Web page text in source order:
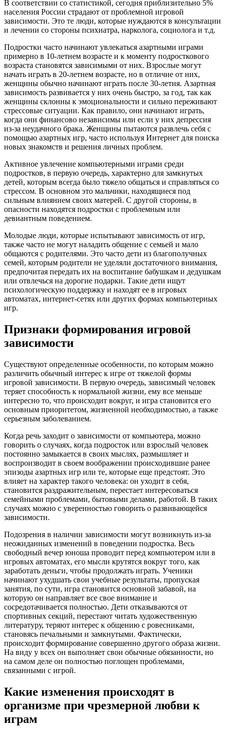
В соответствии со статистикой, сегодня приблизительно 5%
населения России страдают от проблемной игровой
зависимости. Это те люди, которые нуждаются в консультации
и лечении со стороны психиатра, нарколога, социолога и т.д.
Подростки часто начинают увлекаться азартными играми
примерно в 10-летнем возрасте и к моменту подросткового
возраста становятся зависимыми от них. Взрослые могут
начать играть в 20-летнем возрасте, но в отличие от них,
женщины обычно начинают играть после 30-летия. Азартная
зависимость развивается у них очень быстро, за год, так как
женщины склонны к эмоциональности и сильно переживают
стрессовые ситуации. Как правило, они начинают играть,
когда они финансово независимы или если у них депрессия
из-за неудачного брака. Женщины пытаются развлечь себя с
помощью азартных игр, часто используя Интернет для поиска
новых знакомств и решения личных проблем.
Активное увлечение компьютерными играми среди
подростков, в первую очередь, характерно для замкнутых
детей, которым всегда было тяжело общаться и справляться со
стрессом. В основном это мальчики, находящиеся под
сильным влиянием своих матерей. С другой стороны, в
опасности находятся подростки с проблемным или
девиантным поведением.
Молодые люди, которые испытывают зависимость от игр,
также часто не могут наладить общение с семьей и мало
общаются с родителями. Это часто дети из благополучных
семей, которым родители не уделяли достаточного внимания,
предпочитая передать их на воспитание бабушкам и дедушкам
или отвлечься на дорогие подарки. Такие дети ищут
психологическую поддержку и находят ее в игровых
автоматах, интернет-сетях или других формах компьютерных
игр.
Признаки формирования игровой
зависимости
Существуют определенные особенности, по которым можно
различить обычный интерес к игре от тяжелой формы
игровой зависимости. В первую очередь, зависимый человек
теряет способность к нормальной жизни, ему все меньше
интересно то, что происходит вокруг, и игра становится его
основным приоритетом, жизненной необходимостью, а также
серьезным заболеванием.
Когда речь заходит о зависимости от компьютера, можно
говорить о случаях, когда подросток или взрослый человек
постоянно замыкается в своих мыслях, размышляет и
воспроизводит в своем воображении происходившие ранее
эпизоды азартных игр или те, которые еще предстоят. Это
влияет на характер такого человека: он уходит в себя,
становится раздражительным, перестает интересоваться
семейными проблемами, бытовыми делами, работой. В таких
случаях можно с уверенностью говорить о развивающейся
зависимости.
Подозрения в наличии зависимости могут возникнуть из-за
неожиданных изменений в поведении подростка. Весь
свободный вечер юноша проводит перед компьютером или в
игровых автоматах, его мысли крутятся вокруг того, как
заработать деньги, чтобы продолжать играть. Ученики
начинают ухудшать свои учебные результаты, пропуская
занятия, по сути, игра становится основной забавой, на
которую он направляет все свое внимание и
сосредотачивается полностью. Дети отказываются от
спортивных секций, перестают читать художественную
литературу, теряют интерес к общению с ровесниками,
становясь печальными и замкнутыми. Фактически,
происходит формирование совершенно другого образа жизни.
На виду у всех он выполняет свои обычные обязанности, но
на самом деле он полностью поглощен проблемами,
связанными с игрой.
Какие изменения происходят в
организме при чрезмерной любви к
играм